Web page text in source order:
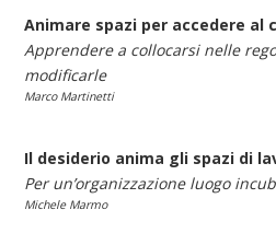
Animare spazi per accedere al
Apprendere a collocarsi nelle
modificarle
Marco Martinetti
Il desiderio anima gli spazi di
Per un’organizzazione luogo
Michele Marmo